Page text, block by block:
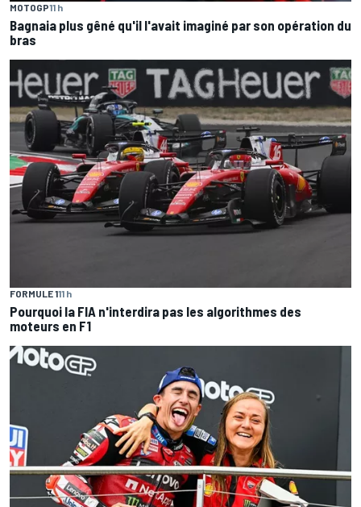
MOTOGP11 h
Bagnaia plus gêné qu'il l'avait imaginé par son opération du
bras
FORMULE 111 h
Pourquoi la FIA n'interdira pas les algorithmes des
moteurs en F1